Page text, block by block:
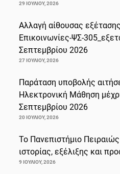
29 ΙΟΥΛΊΟΥ, 2026
Αλλαγή αίθουσας
Επικοινωνίες-ΨΣ-
Σεπτεμβρίου 2026
27 ΙΟΥΛΊΟΥ, 2026
Παράταση υποβολής
Ηλεκτρονική Μάθηση
Σεπτεμβρίου 2026
20 ΙΟΥΛΊΟΥ, 2026
Το Πανεπιστήμιο Πειραιώς
ιστορίας, εξέλιξης και
9 ΙΟΥΛΊΟΥ, 2026